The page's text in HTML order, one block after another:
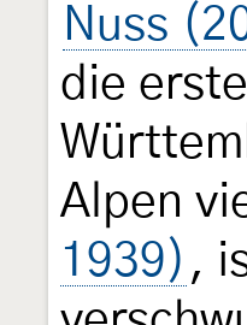
Nuss
die
Alpen
1939) ,